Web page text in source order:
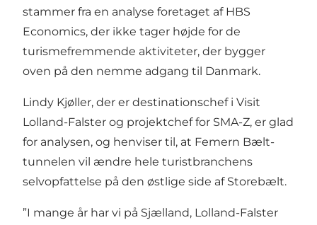
stammer fra en analyse foretaget af HBS
Economics, der ikke tager højde for de
turismefremmende aktiviteter, der bygger
oven på den nemme adgang til Danmark.
Lindy Kjøller, der er destinationschef i Visit
Lolland-Falster og projektchef for SMA-Z, er glad
for analysen, og henviser til, at Femern Bælt-
tunnelen vil ændre hele turistbranchens
selvopfattelse på den østlige side af Storebælt.
”I mange år har vi på Sjælland, Lolland-Falster